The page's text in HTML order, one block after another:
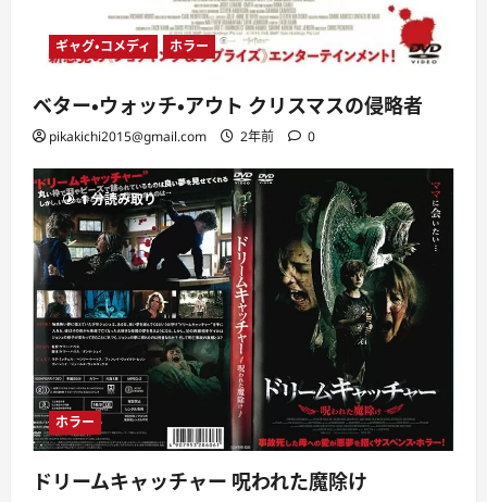
ギャグ・コメディ ホラー
ベター・ウォッチ・アウト クリスマスの侵略者
pikakichi2015@gmail.com 2年前 0
1 分読み取り
ホラー
ドリームキャッチャー 呪われた魔除け